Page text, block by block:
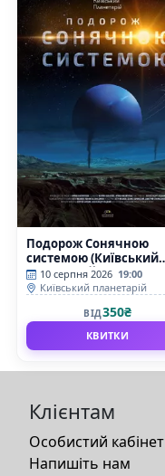
Подорож Сонячною
системою (Київський
планетарій)
10 серпня 2026 19:00
Київський планетарій
ВІД350₴
КВИТКИ
Клієнтам
Особистий кабінет
Напишіть нам